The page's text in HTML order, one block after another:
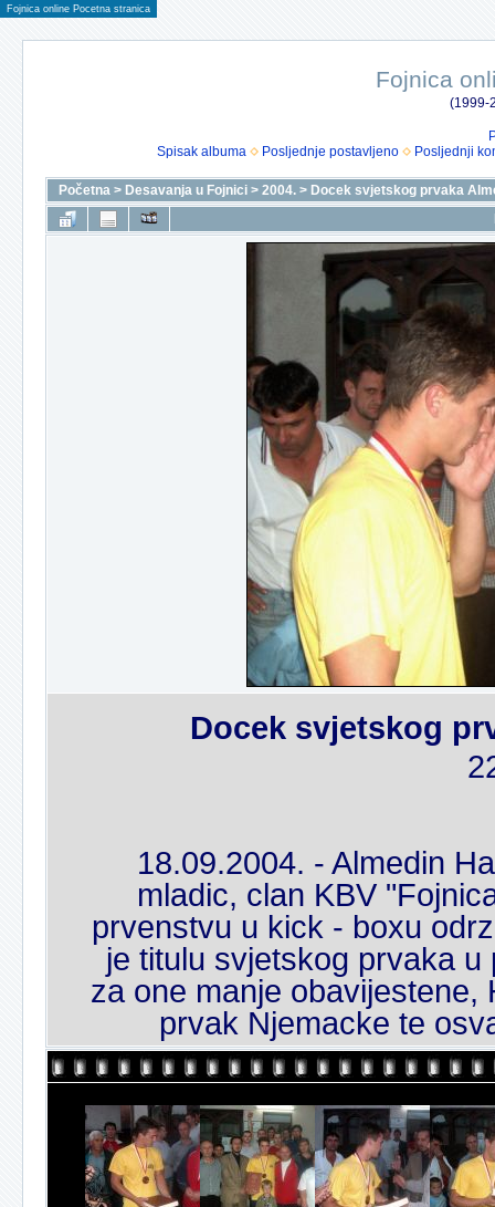
Fojnica online Pocetna stranica
Fojnica
(1999-
Spisak albuma
Posljednje postavljeno Posljednji
Početna > Desavanja u Fojnici > 2004. > Docek svjetskog prvaka
Docek svjetskog
18.09.2004. - Almedin
mladic, clan KBV
prvenstvu u kick - boxu
je titulu svjetskog prvaka
za one manje
prvak Njemacke te